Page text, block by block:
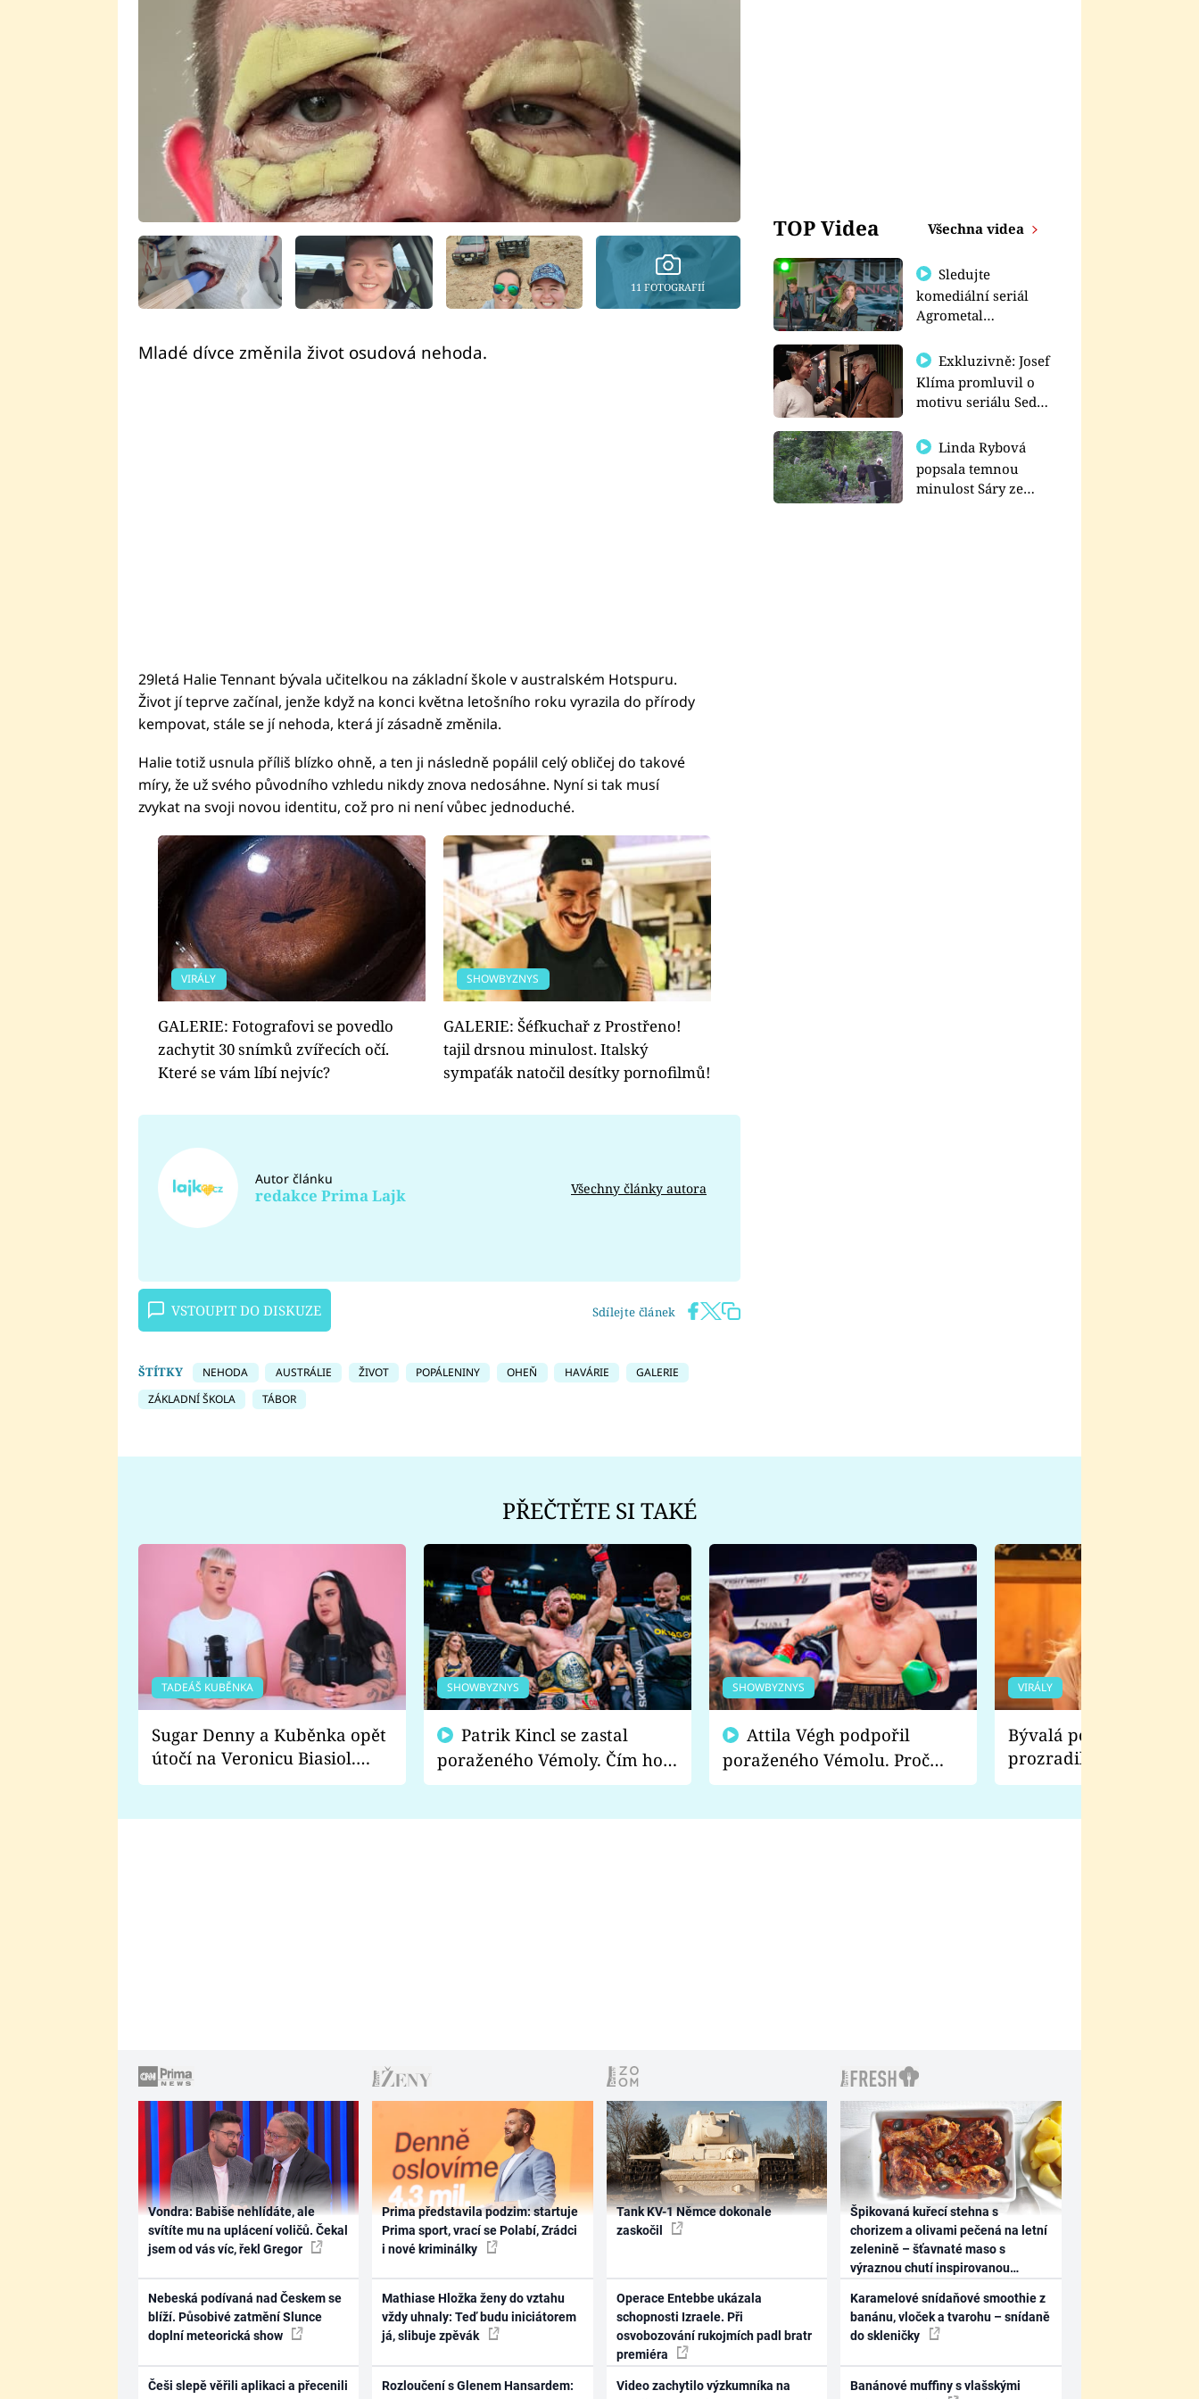
11 FOTOGRAFIÍ
Mladé dívce změnila život osudová nehoda.
29letá Halie Tennant bývala učitelkou na základní škole v australském Hotspuru.
Život jí teprve začínal, jenže když na konci května letošního roku vyrazila do přírody
kempovat, stále se jí nehoda, která jí zásadně změnila.
Halie totiž usnula příliš blízko ohně, a ten ji následně popálil celý obličej do takové
míry, že už svého původního vzhledu nikdy znova nedosáhne. Nyní si tak musí
zvykat na svoji novou identitu, což pro ni není vůbec jednoduché.
VIRÁLY
GALERIE: Fotografovi se povedlo
zachytit 30 snímků zvířecích očí.
Které se vám líbí nejvíc?
SHOWBYZNYS
GALERIE: Šéfkuchař z Prostřeno!
tajil drsnou minulost. Italský
sympaťák natočil desítky pornofilmů!
Autor článku
redakce Prima Lajk Všechny články autora
VSTOUPIT DO DISKUZE Sdílejte článek
ŠTÍTKY NEHODA AUSTRÁLIE ŽIVOT POPÁLENINY OHEŇ HAVÁRIE
GALERIE
ZÁKLADNÍ ŠKOLA
TÁBOR
TOP Videa Všechna videa
Sledujte
komediální seriál
Agrometal
prima+
Exkluzivně: Josef
Klíma promluvil o
motivu seriálu Sedm
Linda Rybová
popsala temnou
minulost Sáry ze
PŘEČTĚTE SI TAKÉ
TADEÁŠ KUBĚNKA
Sugar Denny a Kuběnka opět
útočí na Veronicu Biasiol.
Proč je podle nich falešná a
SHOWBYZNYS
poraženého Vémoly. Čím ho
fanoušci naštvali?
SHOWBYZNYS
poraženého Vémolu. Proč
chce raději zápasit s ním než
VIRÁLY
Bývalá pornoherečka
prozradila, co ji
natáčení Euforie.
Vondra: Babiše nehlídáte, ale
svítíte mu na uplácení voličů. Čekal
jsem od vás víc, řekl Gregor
Nebeská podívaná nad Českem se
blíží. Působivé zatmění Slunce
doplní meteorická show
Češi slepě věřili aplikaci a přecenili
Prima představila podzim: startuje
Prima sport, vrací se Polabí, Zrádci
i nové kriminálky
Mathiase Hložka ženy do vztahu
vždy uhnaly: Teď budu iniciátorem
já, slibuje zpěvák
Rozloučení s Glenem Hansardem:
Tank KV-1 Němce dokonale
zaskočil
Operace Entebbe ukázala
schopnosti Izraele. Při
osvobozování rukojmích padl bratr
premiéra
Video zachytilo výzkumníka na
Špikovaná kuřecí stehna s
chorizem a olivami pečená na letní
zelenině – šťavnaté maso s
výraznou chutí inspirovanou
Karamelové snídaňové smoothie z
banánu, vloček a tvarohu – snídaně
do skleničky
Banánové muffiny s vlašskými